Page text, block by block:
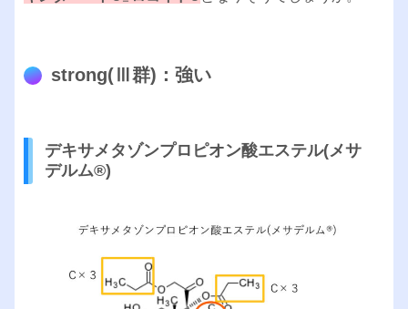
strong(Ⅲ群)：強い
デキサメタゾンプロピオン酸エステル(メサ
デルム®︎)